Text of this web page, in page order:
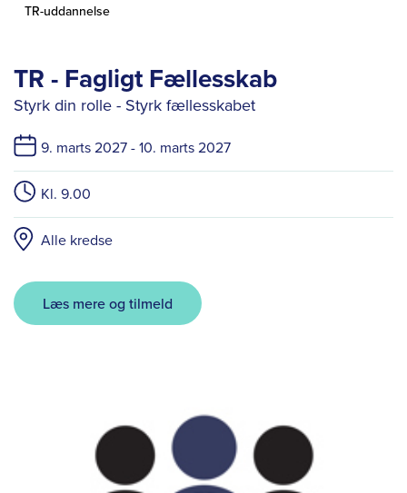
TR-uddannelse
TR - Fagligt Fællesskab
Styrk din rolle - Styrk fællesskabet
9. marts 2027 -10. marts 2027
Kl. 9.00
Alle kredse
Læs mere og tilmeld